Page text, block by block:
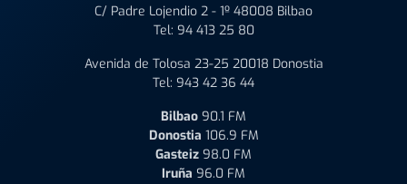
C/ Padre Lojendio 2 - 1º 48008 Bilbao
Tel: 94 413 25 80
Avenida de Tolosa 23-25 20018 Donostia
Tel: 943 42 36 44
Bilbao 90.1 FM
Donostia 106.9 FM
Gasteiz 98.0 FM
Iruña 96.0 FM